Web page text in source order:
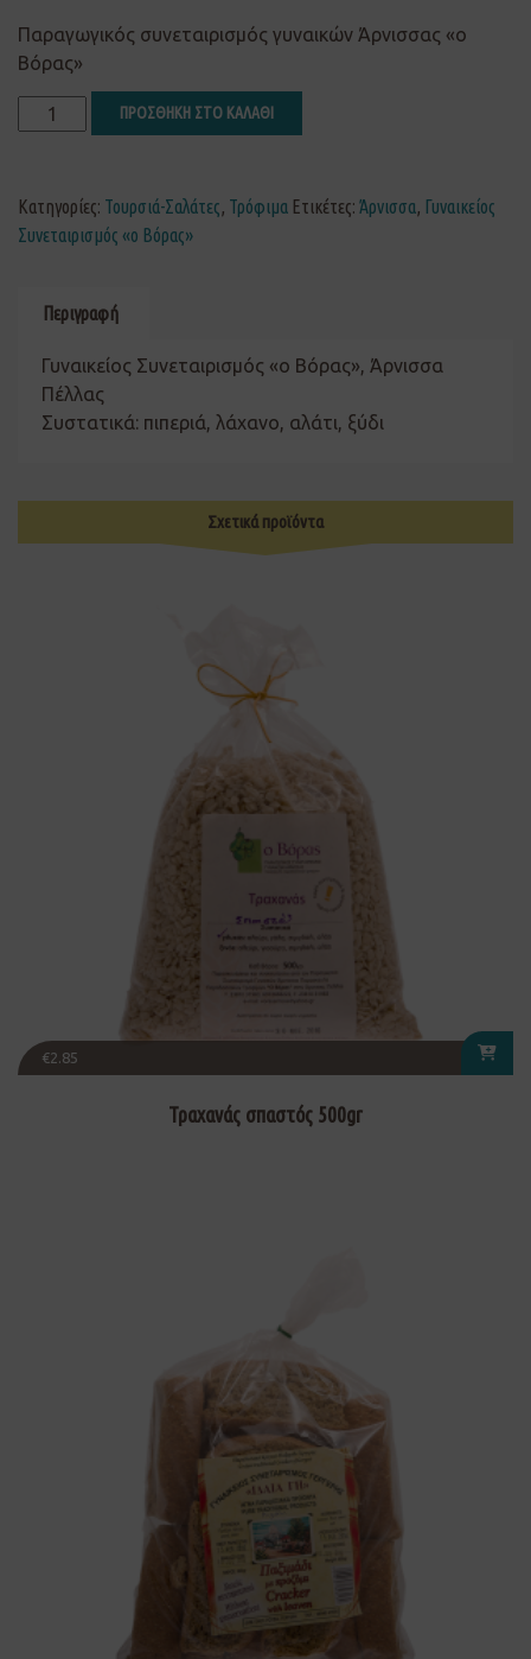
Παραγωγικός συνεταιρισμός γυναικών Άρνισσας «ο
Βόρας»
ΠΡΟΣΘΗΚΗ ΣΤΟ ΚΑΛΑΘΙ
Κατηγορίες: Τουρσιά-Σαλάτες, Τρόφιμα Ετικέτες: Άρνισσα, Γυναικείος
Συνεταιρισμός «ο Βόρας»
Περιγραφή
Γυναικείος Συνεταιρισμός «ο Βόρας», Άρνισσα
Πέλλας
Συστατικά: πιπεριά, λάχανο, αλάτι, ξύδι
Σχετικά προϊόντα
€2.85
Τραχανάς σπαστός 500gr